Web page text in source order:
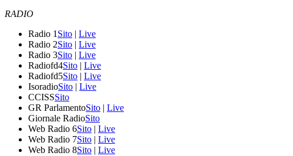
RADIO
Radio 1 Sito | Live
Radio 2Sito | Live
Radio 3Sito | Live
Radiofd4Sito | Live
Radiofd5Sito | Live
IsoradioSito | Live
CCISSSito
GR ParlamentoSito | Live
Giornale RadioSito
Web Radio 6Sito | Live
Web Radio 7Sito | Live
Web Radio 8Sito | Live